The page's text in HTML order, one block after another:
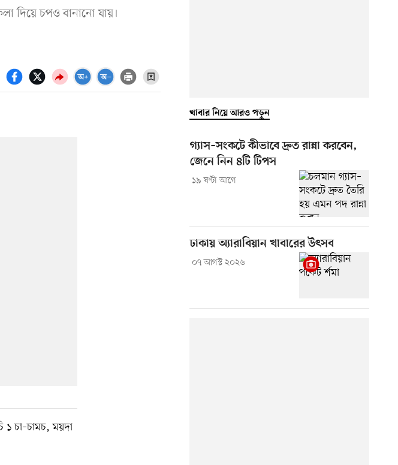
দিয়ে চপও বানানো যায়।
চা–চামচ, ময়দা
খাবার নিয়ে আরও পড়ুন
গ্যাস–সংকটে কীভাবে দ্রুত রান্না করবেন,
জেনে নিন ৪টি টিপস
১৯ ঘণ্টা আগে
ঢাকায় অ্যারাবিয়ান খাবারের উৎসব
০৭ আগস্ট ২০২৬